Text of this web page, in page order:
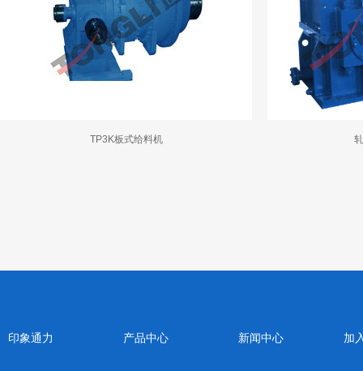
TP3K板式给料机
加
新闻中心
产品中心
印象通力